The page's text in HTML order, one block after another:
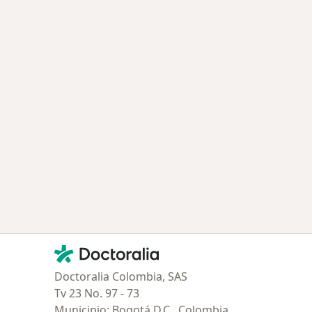
Contacto
Doctoralia - Página de inicio
Doctoralia Colombia, SAS
Tv 23 No. 97 - 73